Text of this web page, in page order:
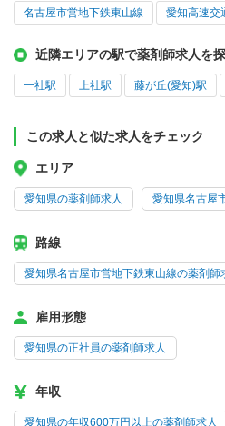
名古屋市営地下鉄東山線 愛知高速交
近隣エリアの駅で薬剤師求人を
一社駅 上社駅 藤が丘(愛知)駅
この求人と似た求人をチェック
エリア
愛知県の薬剤師求人 愛知県名古屋
路線
愛知県名古屋市営地下鉄東山線の薬剤師
雇用形態
愛知県の正社員の薬剤師求人
年収
愛知県の年収600万円以上の薬剤師求人